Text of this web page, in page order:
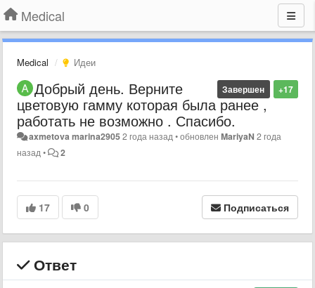
Medical
Medical Идеи
+17
Завершен
Добрый день. Верните
цветовую гамму которая была ранее ,
работать не возможно . Спасибо.
axmetova marina29052 года назад•обновленMariyaN 2 года
назад• 2
17 0 Подписаться
Ответ